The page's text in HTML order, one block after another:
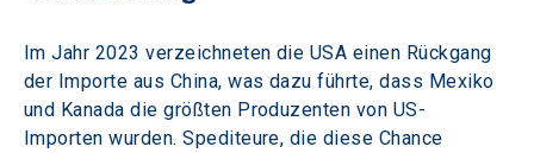
Im Jahr 2023 verzeichneten die USA einen Rückgang
der Importe aus China, was dazu führte, dass Mexiko
und Kanada die größten Produzenten von US-
Importen wurden. Spediteure, die diese Chance